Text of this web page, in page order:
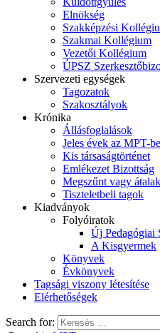
Elnökség
Szakképzési
Szakmai Kollégium
Vezetői Kollégium
ÚPSZ
Szervezeti egységek
Tagozatok
Szakosztályok
Krónika
Állásfoglalások
Jeles évek az MPT-
Kis társaságtörténet
Emlékezet Bizottság
Megszűnt vagy
Tiszteletbeli tagok
Kiadványok
Folyóiratok
Új Pedagógiai
A Kisgyermek
Könyvek
Évkönyvek
Tagsági viszony létesítése
Elérhetőségek
Search for: